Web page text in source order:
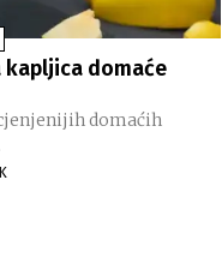
domaće
domaćih